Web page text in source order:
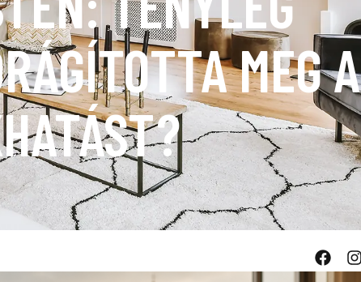
MEG A